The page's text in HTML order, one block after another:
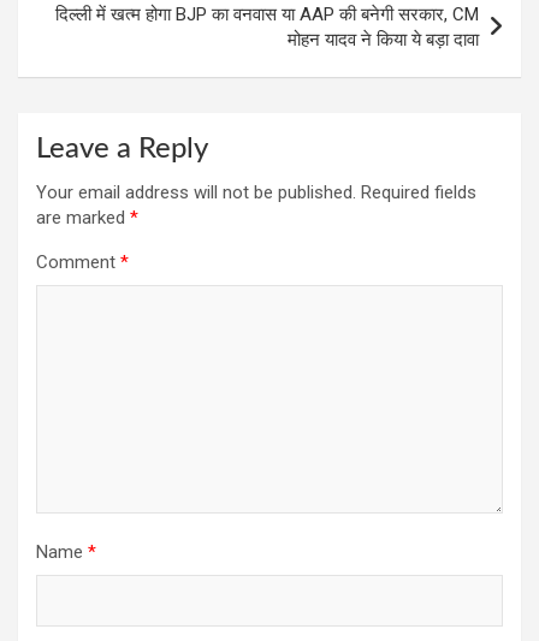
दिल्ली में खत्म होगा BJP का वनवास या AAP की बनेगी सरकार, CM
मोहन यादव ने किया ये बड़ा दावा
Leave a Reply
Your email address will not be published. Required fields
are marked *
Comment *
Name *